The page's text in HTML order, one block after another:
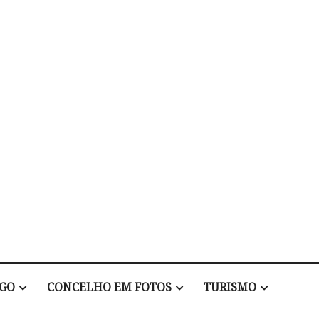
CONCELHO EM FOTOS TURISMO